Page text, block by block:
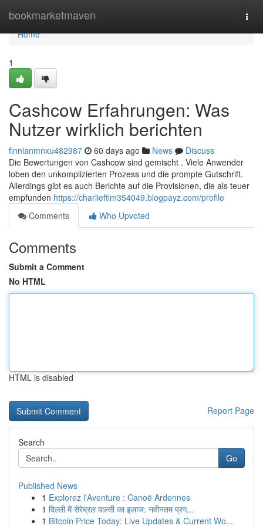
bookmarketmaven
Home
Home
1
Cashcow Erfahrungen: Was
Nutzer wirklich berichten
finnianmnxu482987 60 days ago News
Discuss
Die Bewertungen von Cashcow sind gemischt . Viele Anwender
loben den unkomplizierten Prozess und die prompte Gutschrift.
Allerdings gibt es auch Berichte auf die Provisionen, die als teuer
empfunden https://charlieftlm354049.blogpayz.com/profile
Comments
Who Upvoted
Comments
Submit a Comment
No HTML
HTML is disabled
Report Page
Search
Go
Published News
1 Explorez l'Aventure : Canoë Ardennes
1 दिल्ली में सेरेब्रल पाल्सी का इलाज: नवीनतम प्रग...
1 Bitcoin Price Today: Live Updates & Current Wo...